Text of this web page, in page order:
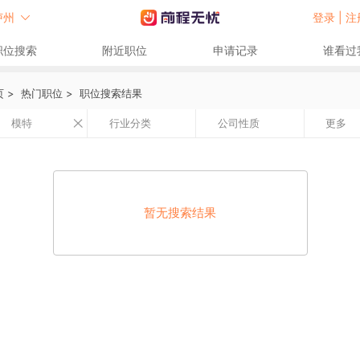
州 登录 | 注
位搜索 附近职位 申请记录 谁看过
> 热门职位 > 职位搜索结果
模特 行业分类 公司性质 更多
暂无搜索结果